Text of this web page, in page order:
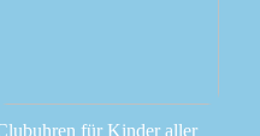
für Kinder aller